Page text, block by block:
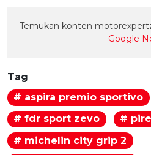
Temukan konten
Google
Tag
# aspira premio sportivo
# fdr sport zevo
#
# michelin city grip 2